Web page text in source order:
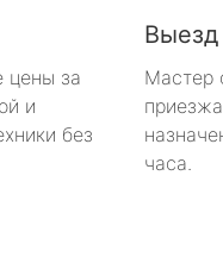
цены за
и
без
Выезд
Мастер
часа.